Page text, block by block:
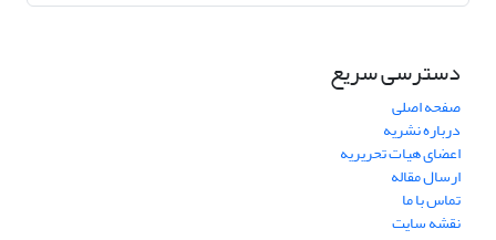
دسترسی سریع
صفحه اصلی
درباره نشریه
اعضای هیات تحریریه
ارسال مقاله
تماس با ما
نقشه سایت